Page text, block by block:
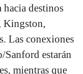
hacia destinos
Kingston,
Las conexiones
estarán
mientras que